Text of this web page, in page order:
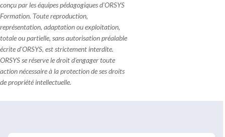
conçu par les équipes pédagogiques d'ORSYS
Formation. Toute reproduction,
représentation, adaptation ou exploitation,
totale ou partielle, sans autorisation préalable
écrite d'ORSYS, est strictement interdite.
ORSYS se réserve le droit d'engager toute
action nécessaire à la protection de ses droits
de propriété intellectuelle.